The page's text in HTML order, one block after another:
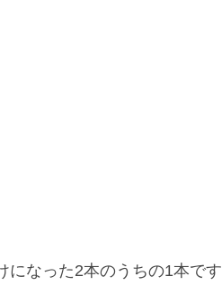
になった2本のうちの1本です